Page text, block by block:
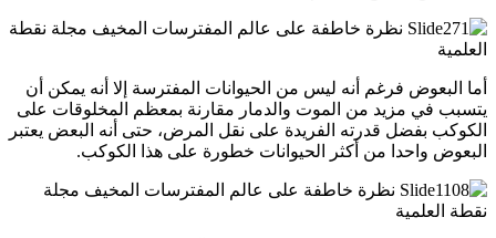
أما البعوض فرغم أنه ليس من الحيوانات المفترسة إلا أنه يمكن أن
يتسبب في مزيد من الموت والدمار مقارنة بمعظم المخلوقات على
الكوكب بفضل قدرته الفريدة على نقل المرض، حتى أنه البعض يعتبر
البعوض واحدا من أكثر الحيوانات خطورة على هذا الكوكب.